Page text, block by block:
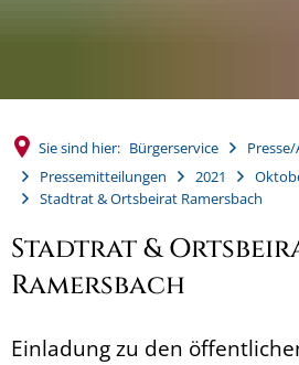
Sie sind hier: Bürgerservice
Pressemitteilungen
2021
Stadtrat & Ortsbeirat Ramersbach
Stadtrat &
Ramersbach
Einladung zu den